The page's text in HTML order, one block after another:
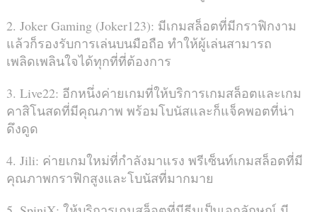
2. Joker Gaming (Joker123): มีเกมสล็อตที่มีกราฟิกงาม
แล้วก็รองรับการเล่นบนมือถือ ทำให้ผู้เล่นสามารถ
เพลิดเพลินใจได้ทุกที่ที่ต้องการ
3. Live22: อีกหนึ่งค่ายเกมที่ให้บริการเกมสล็อตและเกม
คาสิโนสดที่มีคุณภาพ พร้อมโบนัสและก็แจ็คพอตที่น่า
ดึงดูด
4. Jili: ค่ายเกมใหม่ที่กำลังมาแรง พรีเซ็นท์เกมสล็อตที่มี
คุณภาพกราฟิกสูงและโบนัสที่มากมาย